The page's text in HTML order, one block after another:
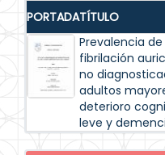
PORTADATÍTULO
Prevalencia de
fibrilación
no
adultos
deterioro
leve y